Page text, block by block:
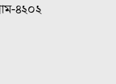
৪২০২